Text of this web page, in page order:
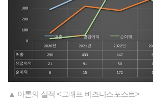
▲ 아톤의 실적 <그래프 비즈니스포스트>